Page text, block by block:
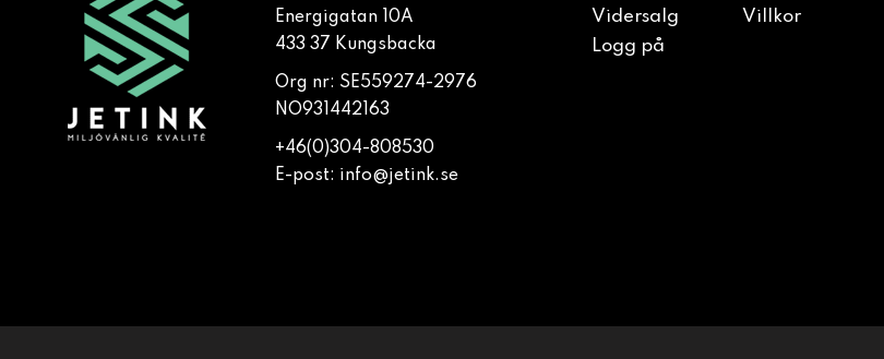
Energigatan 10A
433 37 Kungsbacka
Org nr: SE559274-2976
NO931442163
+46(0)304-808530
E-post: info@jetink.se
Vidersalg
Villkor
Logg på